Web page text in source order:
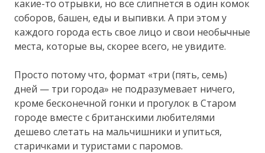
какие-то отрывки, но все слипнется в один комок
соборов, башен, еды и выпивки. А при этом у
каждого города есть свое лицо и свои необычные
места, которые вы, скорее всего, не увидите.
Просто потому что, формат «три (пять, семь)
дней — три города» не подразумевает ничего,
кроме бесконечной гонки и прогулок в Старом
городе вместе с британскими любителями
дешево слетать на мальчишники и упиться,
старичками и туристами с паромов.